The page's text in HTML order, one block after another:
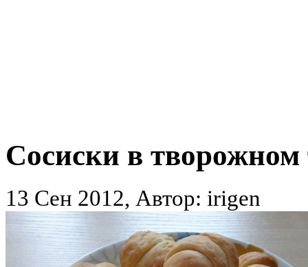
Сосиски в творожном
13 Сен 2012, Автор: irigen